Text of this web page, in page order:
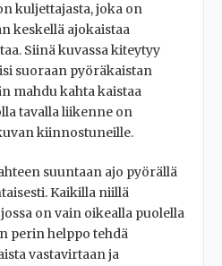
kuljettajasta, joka on
keskellä ajokaistaa
Siinä kuvassa kiteytyy
suoraan pyöräkaistan
mahdu kahta kaistaa
tavalla liikenne on
kiinnostuneille.
suuntaan ajo pyörällä
Kaikilla niillä
on vain oikealla puolella
perin helppo tehdä
vastavirtaan ja